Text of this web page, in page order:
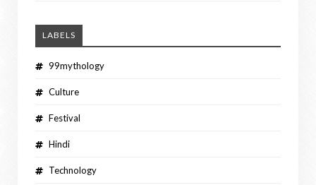
LABELS
99mythology
Culture
Festival
Hindi
Technology